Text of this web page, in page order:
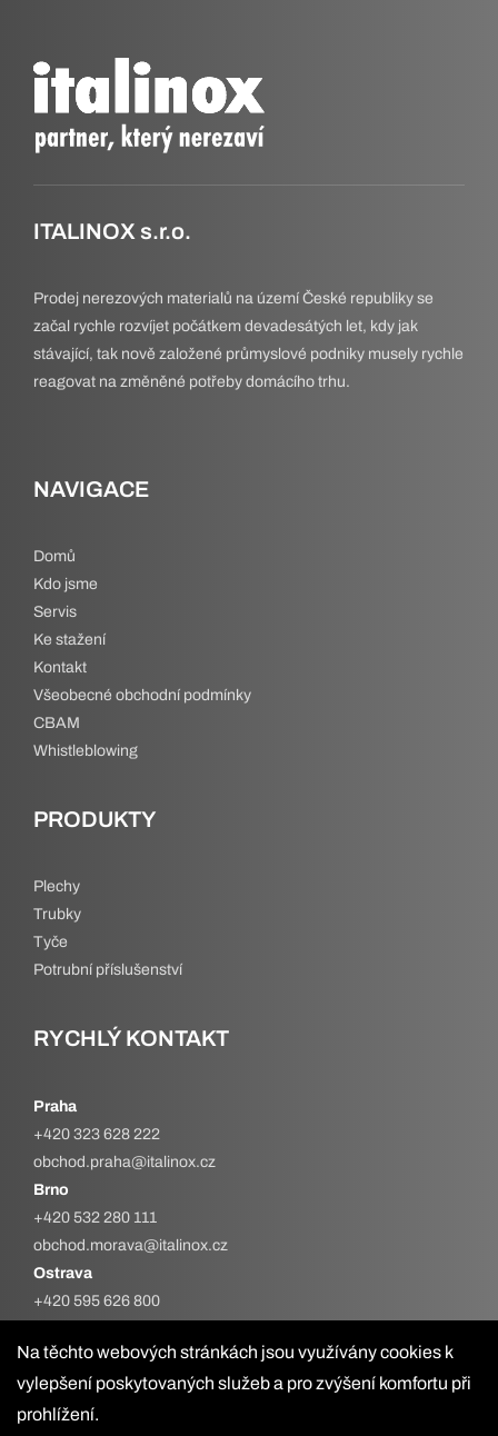
ITALINOX s.r.o.
Prodej nerezových materialů na území České republiky se
začal rychle rozvíjet počátkem devadesátých let, kdy jak
stávající, tak nově založené průmyslové podniky musely rychle
reagovat na změněné potřeby domácího trhu.
NAVIGACE
Domů
Kdo jsme
Servis
Ke stažení
Kontakt
Všeobecné obchodní podmínky
CBAM
Whistleblowing
PRODUKTY
Plechy
Trubky
Tyče
Potrubní příslušenství
RYCHLÝ KONTAKT
Praha
+420 323 628 222
obchod.praha@italinox.cz
Brno
+420 532 280 111
obchod.morava@italinox.cz
Ostrava
+420 595 626 800
Na těchto webových stránkách jsou využívány cookies k
vylepšení poskytovaných služeb a pro zvýšení komfortu při
prohlížení.